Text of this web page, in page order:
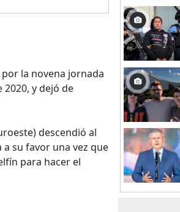
la novena jornada
y dejó de
descendió al
su favor una vez que
para hacer el